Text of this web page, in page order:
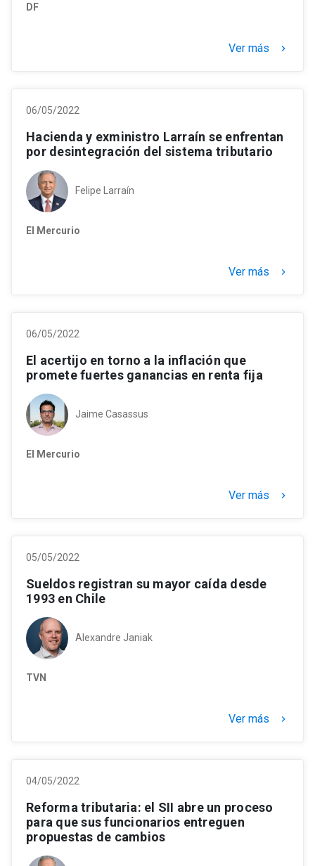
DF
Ver más keyboard_arrow_right
06/05/2022
Hacienda y exministro Larraín se enfrentan
por desintegración del sistema tributario
Felipe Larraín
El Mercurio
Ver más keyboard_arrow_right
06/05/2022
El acertijo en torno a la inflación que
promete fuertes ganancias en renta fija
Jaime Casassus
El Mercurio
Ver más keyboard_arrow_right
05/05/2022
Sueldos registran su mayor caída desde
1993 en Chile
Alexandre Janiak
TVN
Ver más keyboard_arrow_right
04/05/2022
Reforma tributaria: el SII abre un proceso
para que sus funcionarios entreguen
propuestas de cambios